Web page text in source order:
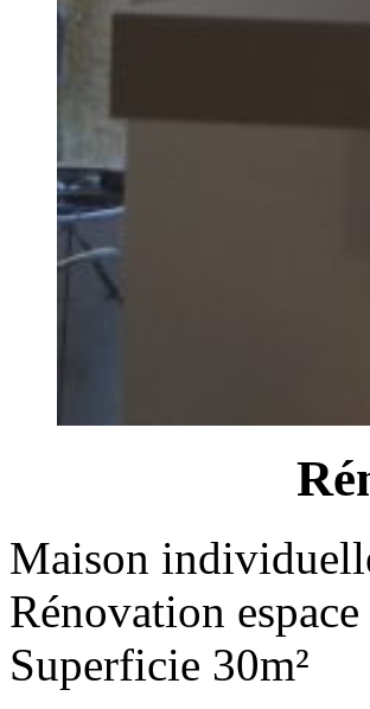
Maison
Rénovation
Superficie 30m²